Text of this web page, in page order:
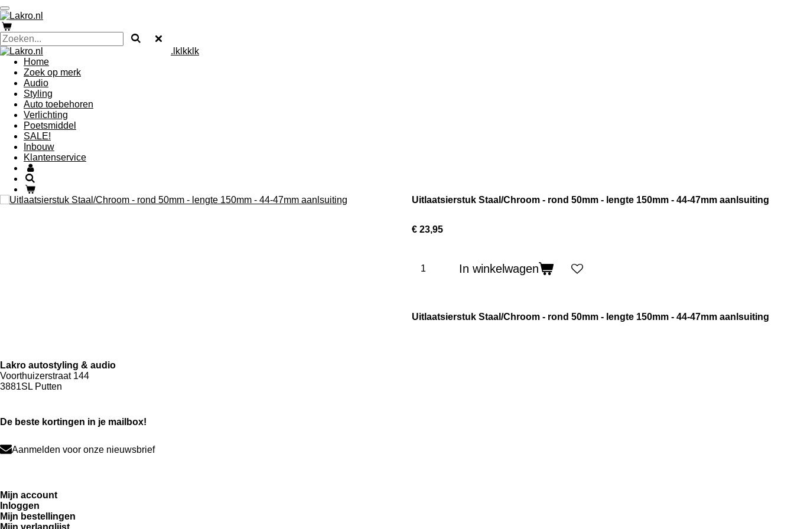
Ga
direct
naar
de
hoofdinhoud
.lklkklk
Home
Zoek op merk
Audio
Styling
Auto toebehoren
Verlichting
Poetsmiddel
SALE!
Inbouw
Klantenservice
Uitlaatsierstuk Staal/Chroom - rond 50mm - lengte 150mm - 44-47mm aanlsuiting
€ 23,95
In winkelwagen
Uitlaatsierstuk Staal/Chroom - rond 50mm - lengte 150mm - 44-47mm aanlsuiting
Lakro autostyling & audio
Voorthuizerstraat 144
3881SL Putten
De beste kortingen in je mailbox!
Aanmelden voor onze nieuwsbrief
Mijn account
Inloggen
Mijn bestellingen
Mijn verlanglijst